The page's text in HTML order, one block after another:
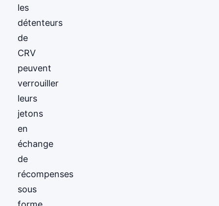
les
détenteurs
de
CRV
peuvent
verrouiller
leurs
jetons
en
échange
de
récompenses
sous